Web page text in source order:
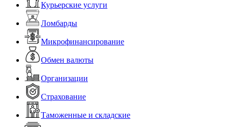
Курьерские услуги
Ломбарды
Микрофинансирование
Обмен валюты
Организации
Страхование
Таможенные и складские